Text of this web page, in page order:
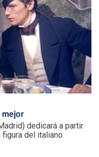
mejor
dedicará a partir
del italiano